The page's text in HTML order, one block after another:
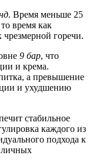
. Время меньше 25
время как
горечи.
9 бар, что
и крема.
а превышение
и ухудшению
стабильное
каждого из
подхода к
личных